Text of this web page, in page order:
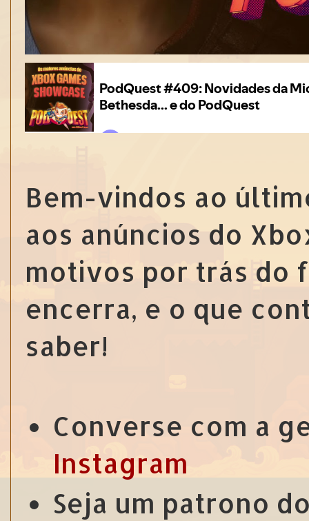
Bem-vindos ao
aos anúncios do
motivos por trás do
encerra, e o que
saber!
Converse com a
Instagram
Seja um patrono